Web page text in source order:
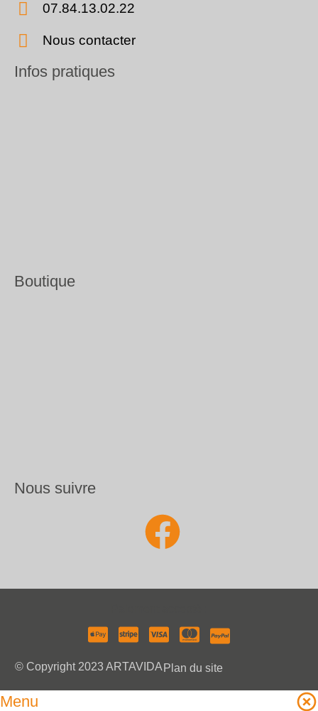
07.84.13.02.22
Nous contacter
Infos pratiques
Boutique
Nous suivre
© Copyright 2023 ARTAVIDA Plan du site
Menu